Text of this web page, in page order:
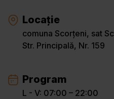
Locație
comuna Scorțeni, sat
Str. Principală, Nr. 159
Program
L - V: 07:00 – 22:00